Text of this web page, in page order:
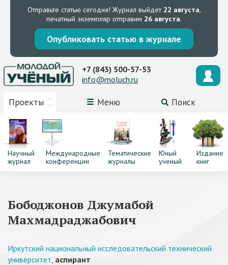
Отправьте статью сегодня! Журнал выйдет 22 августа,
печатный экземпляр отправим 26 августа.
Опубликовать статью в журнале
Проекты Меню Поиск
+7 (843) 500-57-53
info@moluch.ru
Научный
журнал
Международные
конференции
Тематические
журналы
Юный
ученый
Издание
книг
Бободжонов Джумабой
Махмадраджабович
Иркутский национальный исследовательский технический
университет, аспирант